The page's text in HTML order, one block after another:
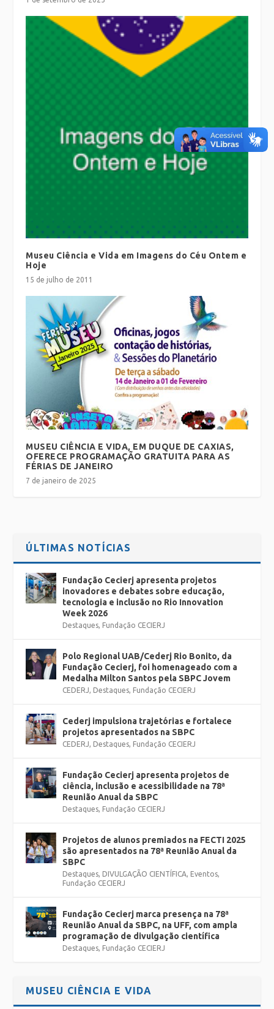
Museu Ciência e Vida em Imagens do Céu Ontem e
Hoje
15 de julho de 2011
MUSEU CIÊNCIA E VIDA, EM DUQUE DE CAXIAS,
OFERECE PROGRAMAÇÃO GRATUITA PARA AS
FÉRIAS DE JANEIRO
7 de janeiro de 2025
ÚLTIMAS NOTÍCIAS
Fundação Cecierj apresenta projetos
inovadores e debates sobre educação,
tecnologia e inclusão no Rio Innovation
Week 2026
Destaques, Fundação CECIERJ
Polo Regional UAB/Cederj Rio Bonito, da
Fundação Cecierj, foi homenageado com a
Medalha Milton Santos pela SBPC Jovem
CEDERJ, Destaques, Fundação CECIERJ
Cederj impulsiona trajetórias e fortalece
projetos apresentados na SBPC
CEDERJ, Destaques, Fundação CECIERJ
Fundação Cecierj apresenta projetos de
ciência, inclusão e acessibilidade na 78ª
Reunião Anual da SBPC
Destaques, Fundação CECIERJ
Projetos de alunos premiados na FECTI 2025
são apresentados na 78ª Reunião Anual da
SBPC
Destaques, DIVULGAÇÃO CIENTÍFICA, Eventos,
Fundação CECIERJ
Fundação Cecierj marca presença na 78ª
Reunião Anual da SBPC, na UFF, com ampla
programação de divulgação científica
Destaques, Fundação CECIERJ
MUSEU CIÊNCIA E VIDA